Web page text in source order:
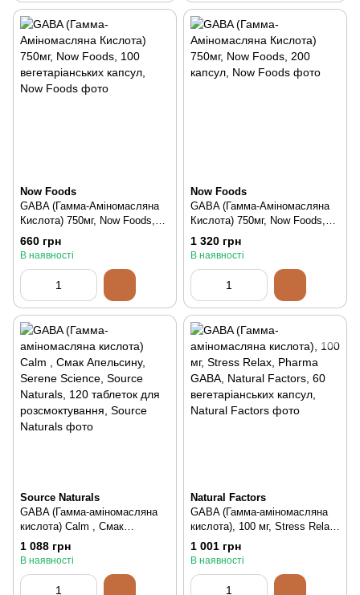
Now Foods
GABA (Гамма-Аміномасляна
Кислота) 750мг, Now Foods,
100 вегетаріанських капсул,
100 шт
660 грн
В наявності
Now Foods
GABA (Гамма-Аміномасляна
Кислота) 750мг, Now Foods,
200 капсул, 200 шт
1 320 грн
В наявності
Source Naturals
GABA (Гамма-аміномасляна
кислота) Calm , Смак
Апельсину, Serene Science,
Source Naturals, 120 таблеток
1 088 грн
В наявності
Natural Factors
GABA (Гамма-аміномасляна
кислота), 100 мг, Stress Relax,
Pharma GABA, Natural
Factors, 60 вегетаріанських
1 001 грн
В наявності